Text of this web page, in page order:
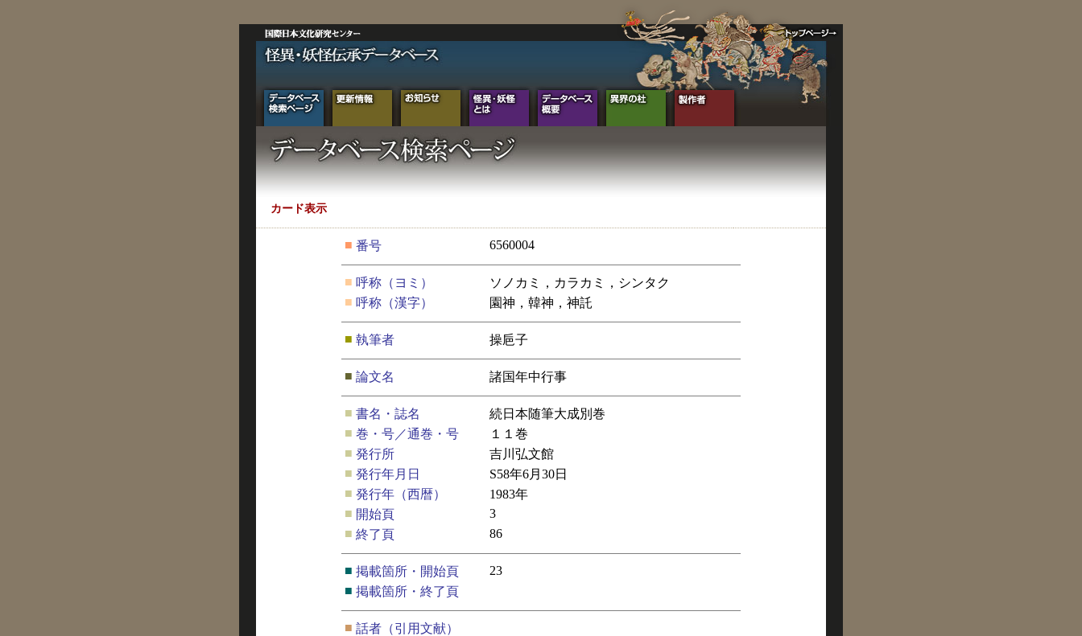
カード表示
■ 番号 6560004
■ 呼称（ヨミ）
ソノカミ，カラカミ，シンタク
■ 呼称（漢字） 園神，韓神，神託
■ 執筆者 操巵子
■ 論文名 諸国年中行事
■ 書名・誌名
続日本随筆大成別巻
■ 巻・号／通巻・号
１１巻
■ 発行所
吉川弘文館
■ 発行年月日
S58年6月30日
■ 発行年（西暦）
1983年
■ 開始頁
3
■ 終了頁 86
■ 掲載箇所・開始頁
23
■ 掲載箇所・終了頁
■ 話者（引用文献）